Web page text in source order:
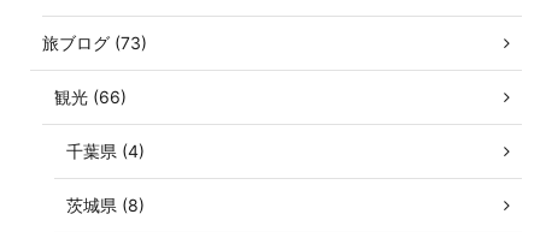
旅ブログ (73)
観光 (66)
千葉県 (4)
茨城県 (8)